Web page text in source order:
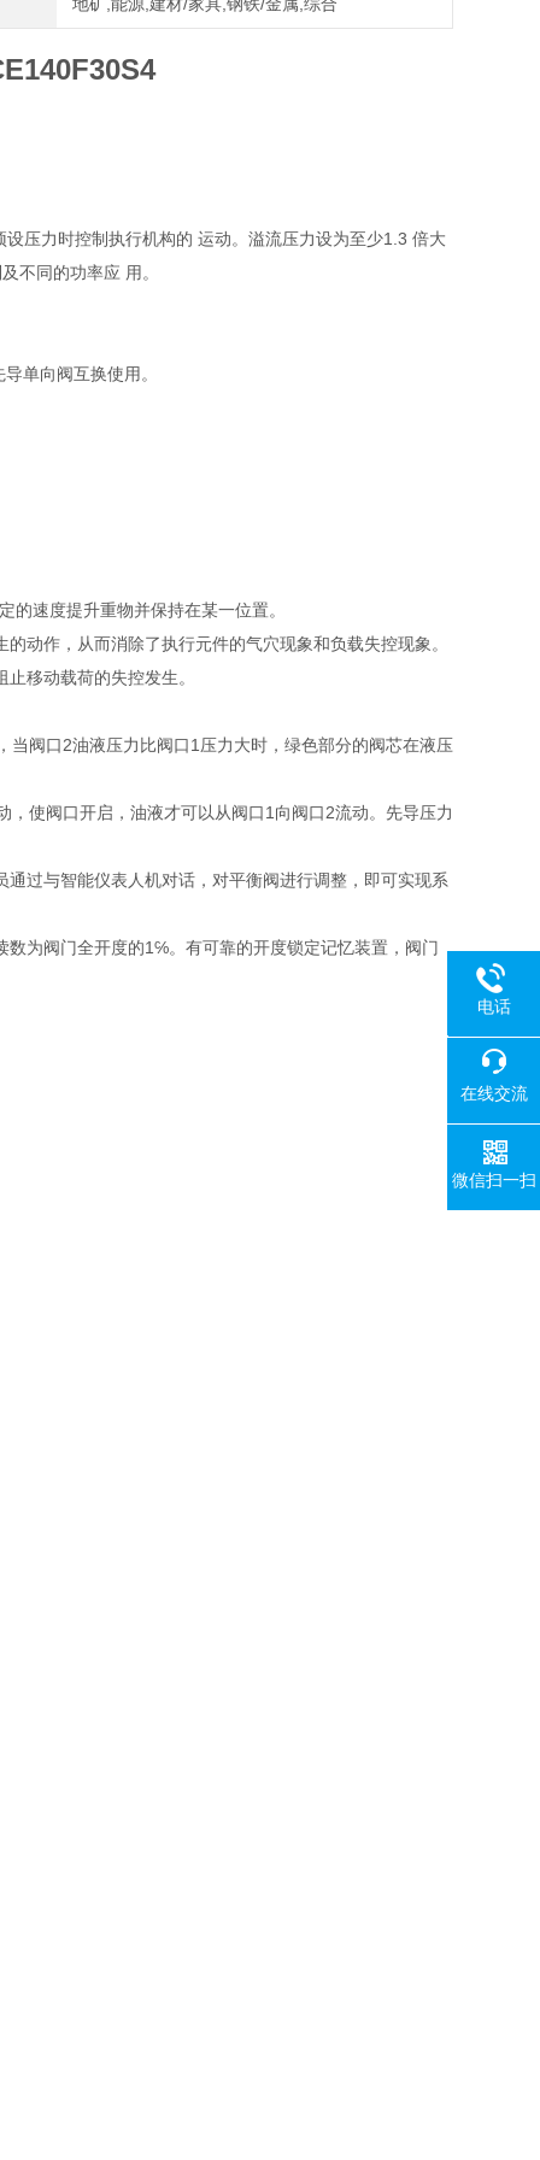
压力时控制执行机构的 运动。溢流压力设为至少1.3 倍大
不同的功率应 用。
单向阀互换使用。
速度提升重物并保持在某一位置。
动作，从而消除了执行元件的气穴现象和负载失控现象。
移动载荷的失控发生。
阀口2油液压力比阀口1压力大时，绿色部分的阀芯在液压
使阀口开启，油液才可以从阀口1向阀口2流动。先导压力
过与智能仪表人机对话，对平衡阀进行调整，即可实现系
为阀门全开度的1℅。有可靠的开度锁定记忆装置，阀门
电话
在线交流
微信扫一扫